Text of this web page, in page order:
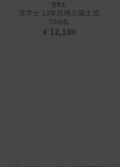
芝华士
芝华士 18年苏格兰威士忌
700ML
¥ 12,100